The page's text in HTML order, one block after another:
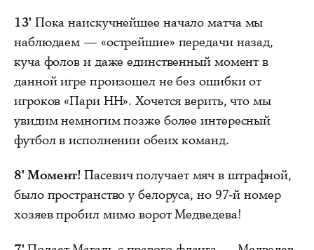
13' Пока наискучнейшее начало матча мы
наблюдаем — «острейшие» передачи назад,
куча фолов и даже единственный момент в
данной игре произошел не без ошибки от
игроков «Пари НН». Хочется верить, что мы
увидим немногим позже более интересный
футбол в исполнении обеих команд.
8' Момент! Пасевич получает мяч в штрафной,
было пространство у белоруса, но 97-й номер
хозяев пробил мимо ворот Медведева!